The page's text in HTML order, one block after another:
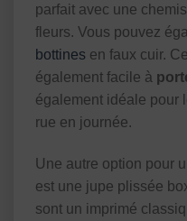
parfait avec une
fleurs. Vous pouvez
bottines en faux cuir.
également facile à
également idéale pour
rue en journée.
Une autre option pour
est une jupe plissée
sont un imprimé